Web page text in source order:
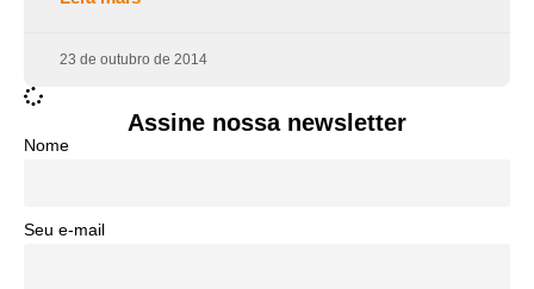
23 de outubro de 2014
Assine nossa newsletter
Nome
Seu e-mail